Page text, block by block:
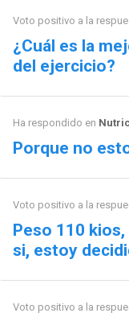
Voto positivo a la
¿Cuál es la
del ejercicio?
Ha respondido en
Porque no
Voto positivo a la
Peso 110
si, estoy
Voto positivo a la